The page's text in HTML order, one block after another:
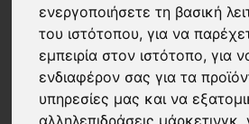
ενεργοποιήσετε τη βασική
του ιστότοπου,για να
εμπειρία στον ιστότοπο,για
ενδιαφέρον σας για τα
υπηρεσίες μας και να
αλληλεπιδράσεις μάρκετινγκ,